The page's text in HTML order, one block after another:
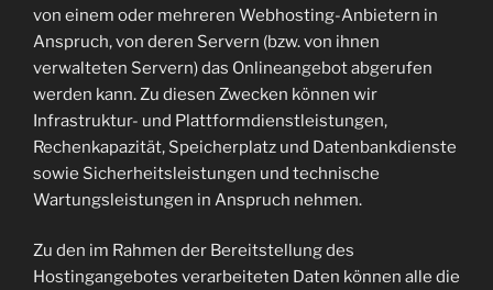
von einem oder mehreren Webhosting-Anbietern in
Anspruch, von deren Servern (bzw. von ihnen
verwalteten Servern) das Onlineangebot abgerufen
werden kann. Zu diesen Zwecken können wir
Infrastruktur- und Plattformdienstleistungen,
Rechenkapazität, Speicherplatz und Datenbankdienste
sowie Sicherheitsleistungen und technische
Wartungsleistungen in Anspruch nehmen.
Zu den im Rahmen der Bereitstellung des
Hostingangebotes verarbeiteten Daten können alle die